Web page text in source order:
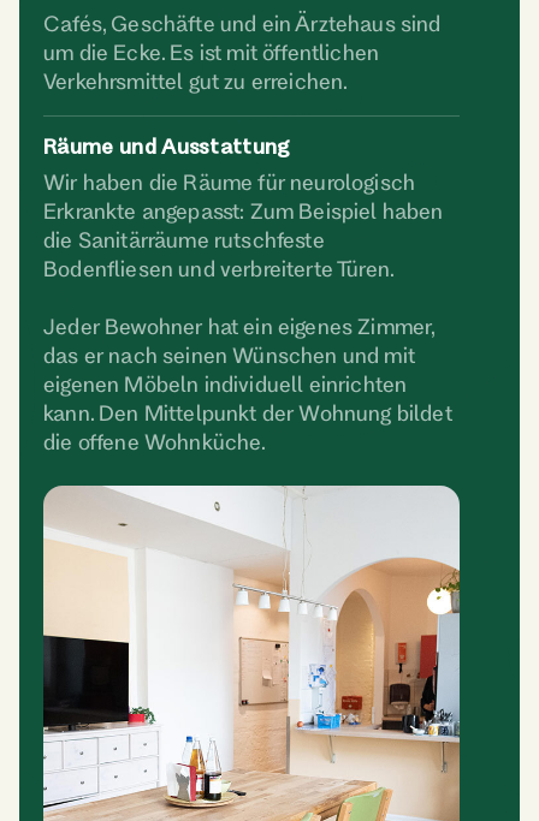
Cafés, Geschäfte und ein Ärztehaus sind
um die Ecke. Es ist mit öffentlichen
Verkehrsmittel gut zu erreichen.
Räume und Ausstattung
Wir haben die Räume für neurologisch
Erkrankte angepasst: Zum Beispiel haben
die Sanitärräume rutschfeste
Bodenfliesen und verbreiterte Türen.
Jeder Bewohner hat ein eigenes Zimmer,
das er nach seinen Wünschen und mit
eigenen Möbeln individuell einrichten
kann. Den Mittelpunkt der Wohnung bildet
die offene Wohnküche.